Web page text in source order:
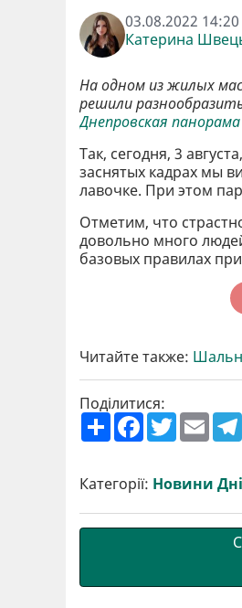
03.08.2022
Катерина
На одном из жилых
решили
Днепровская панорама
Так, сегодня, 3
заснятых кадрах мы
лавочке. При этом
Отметим, что
довольно много
базовых правилах
Читайте также:
Поділитися:
П
о
р
и
F
a
b
o
T
w
t
e
E
m
l
Категорії: Новини